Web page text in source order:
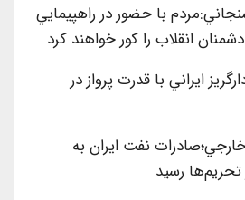
با حضور در راهپيمايي
ايراني با قدرت پرواز در
نفت ايران به
رسيد